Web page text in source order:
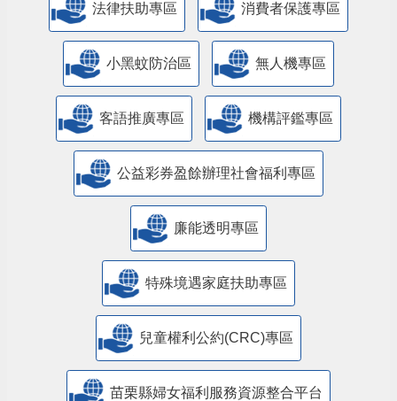
法律扶助專區 消費者保護專區
小黑蚊防治區 無人機專區
客語推廣專區 機構評鑑專區
公益彩券盈餘辦理社會福利專區
廉能透明專區
特殊境遇家庭扶助專區
兒童權利公約(CRC)專區
苗栗縣婦女福利服務資源整合平台